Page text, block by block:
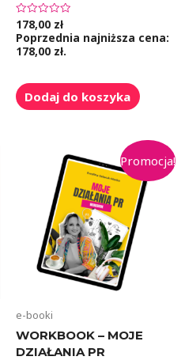
Oceniono
0
na
5
178,00 zł
Poprzednia najniższa cena:
178,00 zł.
Dodaj do koszyka
Promocja!
e-booki
WORKBOOK – MOJE
DZIAŁANIA PR